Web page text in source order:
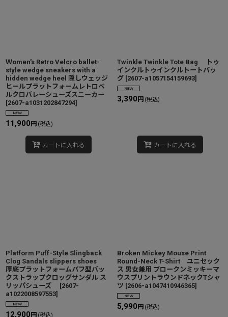
Ｗomen's Retro Velcro ballet-
style wedge sneakers with a
hidden wedge heel 隠しウェッジ
ヒールプラットフォームレトロベ
ルクロバレーシューズスニーカー
[2607-a1031202847294]
11,900 円 (税込)
カートに入れる
Twinkle Twinkle Tote Bag トゥ
インクルトゥインクルトートバッ
グ [2607-a1057154159693]
3,390 円 (税込)
カートに入れる
Platform Puff-Style Slingback
Clog Sandals slippers shoes
厚底プラットフォームパフ型バッ
クストラップクロッグサンダル ス
リッパシューズ
[2607-
a1022008597553]
12,900 円 (税込)
Broken Mickey Mouse Print
Round-Neck T-Shirt ユニセック
ス 男女兼用 ブロークンミッキーマ
ウスプリントラウンドネックTシャ
ツ [2606-a1047410946365]
5,990 円 (税込)